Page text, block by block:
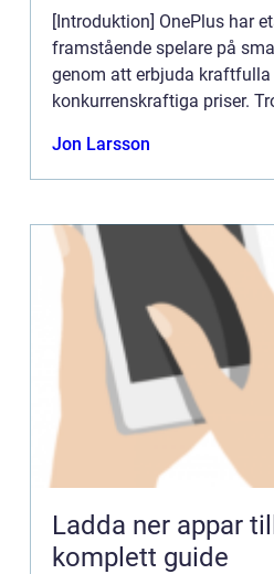
[Introduktion] OnePlus har
framstående spelare på
genom att erbjuda kraftfulla
konkurrenskraftiga priser.
operativsystemet
Jon Larsson
Ladda ner appar
komplett guide